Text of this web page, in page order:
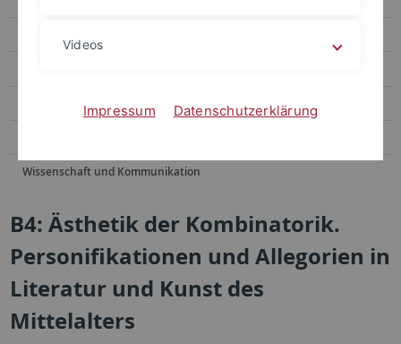
Veranstaltungen
Wissenschaft und Kommunikation
B4: Ästhetik der Kombinatorik.
Personifikationen und Allegorien in
Literatur und Kunst des
Mittelalters
Videos
Impressum Datenschutzerklärung